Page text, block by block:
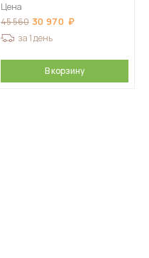
Цена
45 560 30 970
за 1 день
В корзину